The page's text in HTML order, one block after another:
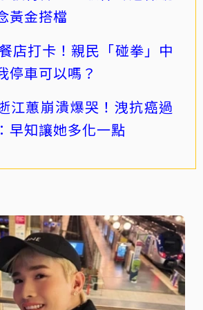
黃金搭檔
店打卡！親民「碰拳」中
停車可以嗎？
江蕙崩潰爆哭！洩抗癌過
早知讓她多化一點